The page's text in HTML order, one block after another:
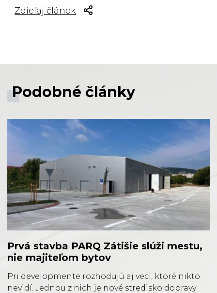
Zdieľaj článok
Podobné články
Prvá stavba PARQ Zátišie slúži mestu,
nie majiteľom bytov
Pri developmente rozhodujú aj veci, ktoré nikto
nevidí. Jednou z nich je nové stredisko dopravy